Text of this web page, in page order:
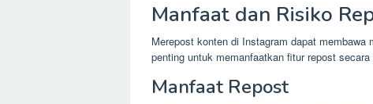
Manfaat dan Risiko
Merepost konten di Instagram dapat
penting untuk memanfaatkan fitur repost
Manfaat Repost